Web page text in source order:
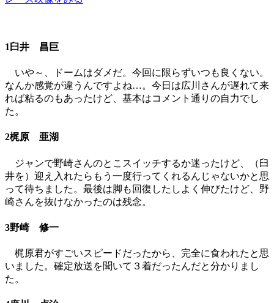
1臼井 昌巨
いや～、ドームはダメだ。今回に限らずいつも良くない。
なんか感覚が違うんですよね…。今日は広川さんが遅れて来
れば粘るのもあったけど、基本はコメント通りの自力でし
た。
2梶原 亜湖
ジャンで野崎さんのとこスイッチするか迷ったけど、（臼
井を）迎え入れたらもう一度行ってくれるんじゃないかと思
って待ちました。最後は脚も回復したしよく伸びたけど、野
崎さんを抜けなかったのは残念。
3野崎 修一
梶原君がすごいスピードだったから、完全に食われたと思
いました。確定放送を聞いて３着だったんだと分かりまし
た。